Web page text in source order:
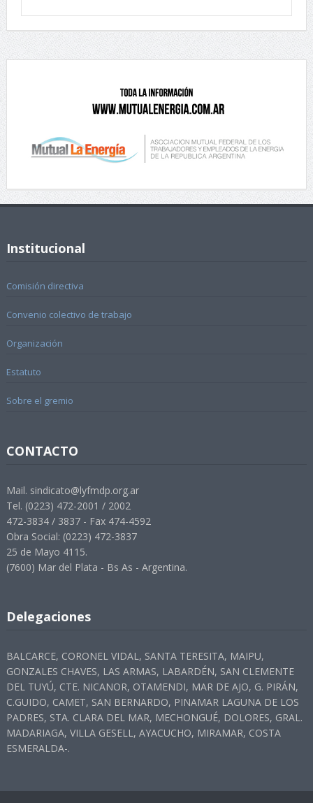
Institucional
Comisión directiva
Convenio colectivo de trabajo
Organización
Estatuto
Sobre el gremio
CONTACTO
Mail. sindicato@lyfmdp.org.ar
Tel. (0223) 472-2001 / 2002
472-3834 / 3837 - Fax 474-4592
Obra Social: (0223) 472-3837
25 de Mayo 4115.
(7600) Mar del Plata - Bs As - Argentina.
Delegaciones
BALCARCE, CORONEL VIDAL, SANTA TERESITA, MAIPU,
GONZALES CHAVES, LAS ARMAS, LABARDÉN, SAN CLEMENTE
DEL TUYÚ, CTE. NICANOR, OTAMENDI, MAR DE AJO, G. PIRÁN,
C.GUIDO, CAMET, SAN BERNARDO, PINAMAR LAGUNA DE LOS
PADRES, STA. CLARA DEL MAR, MECHONGUÉ, DOLORES, GRAL.
MADARIAGA, VILLA GESELL, AYACUCHO, MIRAMAR, COSTA
ESMERALDA-.